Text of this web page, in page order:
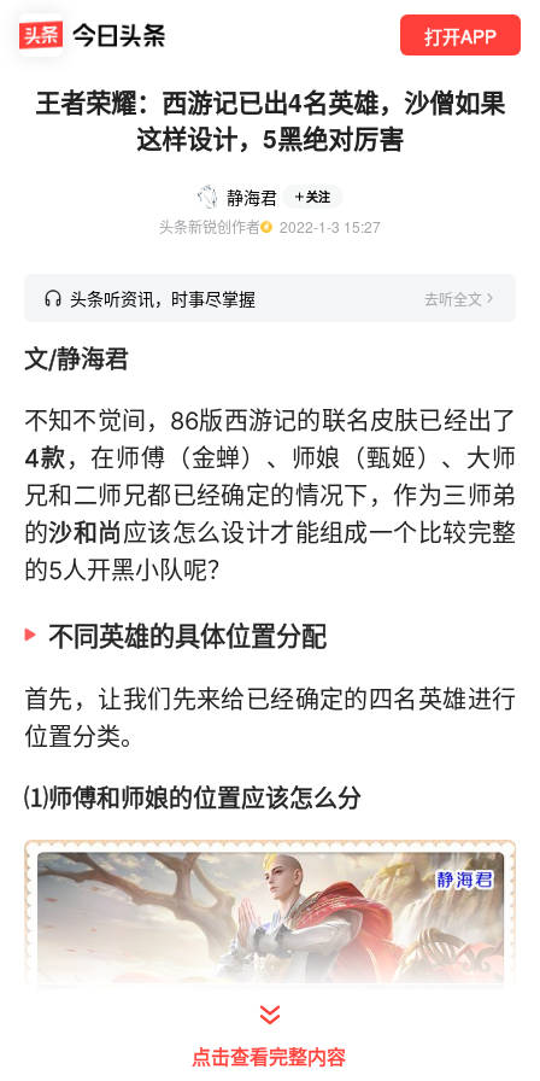
打开APP
王者荣耀：西游记已出4名英雄，沙僧如果
这样设计，5黑绝对厉害
静海君 关注
头条新锐创作者
  2022-1-3 15:27
头条听资讯，时事尽掌握 去听全文
文/静海君
不知不觉间，86版西游记的联名皮肤已经出了
4款，在师傅（金蝉）、师娘（甄姬）、大师
兄和二师兄都已经确定的情况下，作为三师弟
的沙和尚应该怎么设计才能组成一个比较完整
的5人开黑小队呢？
不同英雄的具体位置分配
首先，让我们先来给已经确定的四名英雄进行
位置分类。
⑴师傅和师娘的位置应该怎么分
点击查看完整内容